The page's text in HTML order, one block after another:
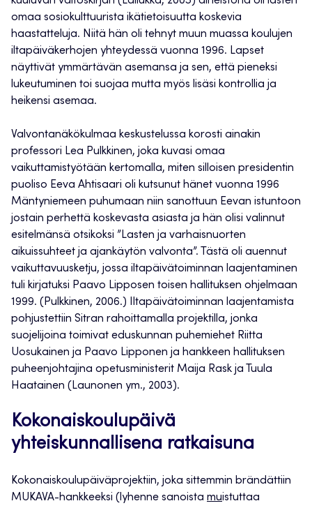
omaa sosiokulttuurista ikätietoisuutta koskevia
haastatteluja. Niitä hän oli tehnyt muun muassa koulujen
iltapäiväkerhojen yhteydessä vuonna 1996. Lapset
näyttivät ymmärtävän asemansa ja sen, että pieneksi
lukeutuminen toi suojaa mutta myös lisäsi kontrollia ja
heikensi asemaa.
Valvontanäkökulmaa keskustelussa korosti ainakin
professori Lea Pulkkinen, joka kuvasi omaa
vaikuttamistyötään kertomalla, miten silloisen presidentin
puoliso Eeva Ahtisaari oli kutsunut hänet vuonna 1996
Mäntyniemeen puhumaan niin sanottuun Eevan istuntoon
jostain perhettä koskevasta asiasta ja hän olisi valinnut
esitelmänsä otsikoksi ”Lasten ja varhaisnuorten
aikuissuhteet ja ajankäytön valvonta”. Tästä oli auennut
vaikuttavuusketju, jossa iltapäivätoiminnan laajentaminen
tuli kirjatuksi Paavo Lipposen toisen hallituksen ohjelmaan
1999. (Pulkkinen, 2006.) Iltapäivätoiminnan laajentamista
pohjustettiin Sitran rahoittamalla projektilla, jonka
suojelijoina toimivat eduskunnan puhemiehet Riitta
Uosukainen ja Paavo Lipponen ja hankkeen hallituksen
puheenjohtajina opetusministerit Maija Rask ja Tuula
Haatainen (Launonen ym., 2003).
Kokonaiskoulupäivä
yhteiskunnallisena ratkaisuna
Kokonaiskoulupäiväprojektiin, joka sittemmin brändättiin
MUKAVA-hankkeeksi (lyhenne sanoista muistuttaa